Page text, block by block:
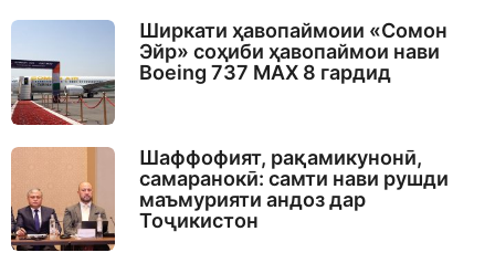
Ширкати ҳавопаймоии «Сомон
Эйр» соҳиби ҳавопаймои нави
Boeing 737 MAX 8 гардид
Шаффофият, рақамикунонӣ,
самаранокӣ: самти нави рушди
маъмурияти андоз дар
Тоҷикистон